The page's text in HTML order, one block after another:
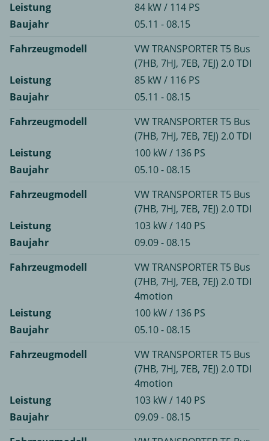
Leistung
84 kW / 114 PS
Baujahr
05.11 - 08.15
Fahrzeugmodell
VW TRANSPORTER T5 Bus
(7HB, 7HJ, 7EB, 7EJ) 2.0 TDI
Leistung
85 kW / 116 PS
Baujahr
05.11 - 08.15
Fahrzeugmodell
VW TRANSPORTER T5 Bus
(7HB, 7HJ, 7EB, 7EJ) 2.0 TDI
Leistung
100 kW / 136 PS
Baujahr
05.10 - 08.15
Fahrzeugmodell
VW TRANSPORTER T5 Bus
(7HB, 7HJ, 7EB, 7EJ) 2.0 TDI
Leistung
103 kW / 140 PS
Baujahr
09.09 - 08.15
Fahrzeugmodell
VW TRANSPORTER T5 Bus
(7HB, 7HJ, 7EB, 7EJ) 2.0 TDI
4motion
Leistung
100 kW / 136 PS
Baujahr
05.10 - 08.15
Fahrzeugmodell
VW TRANSPORTER T5 Bus
(7HB, 7HJ, 7EB, 7EJ) 2.0 TDI
4motion
Leistung
103 kW / 140 PS
Baujahr
09.09 - 08.15